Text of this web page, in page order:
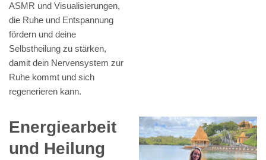
ASMR und Visualisierungen,
die Ruhe und Entspannung
fördern und deine
Selbstheilung zu stärken,
damit dein Nervensystem zur
Ruhe kommt und sich
regenerieren kann.
Energiearbeit
und Heilung